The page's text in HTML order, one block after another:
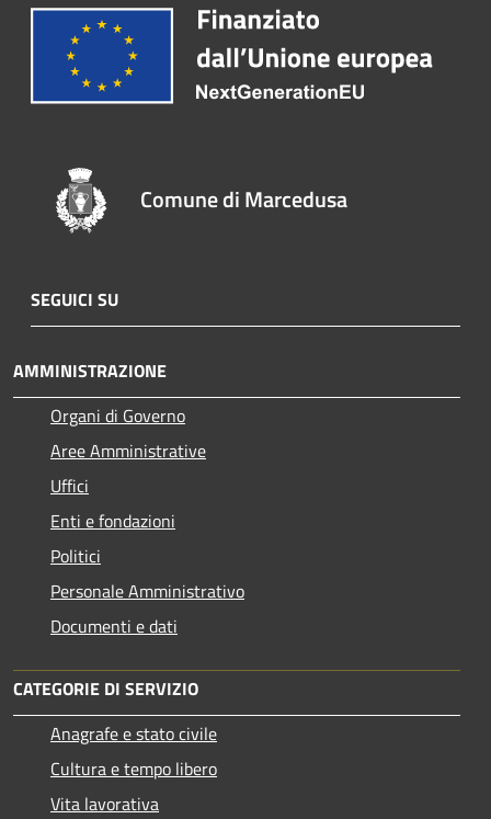
Comune di Marcedusa
SEGUICI SU
AMMINISTRAZIONE
Organi di Governo
Aree Amministrative
Uffici
Enti e fondazioni
Politici
Personale Amministrativo
Documenti e dati
CATEGORIE DI SERVIZIO
Anagrafe e stato civile
Cultura e tempo libero
Vita lavorativa